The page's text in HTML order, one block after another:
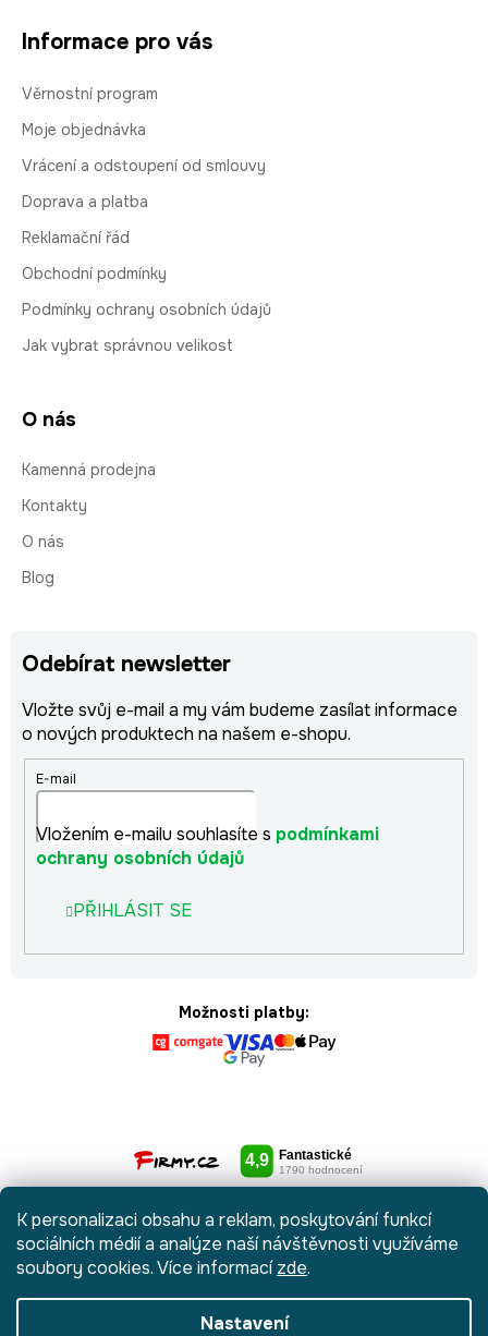
K personalizaci obsahu a reklam, poskytování funkcí
sociálních médií a analýze naší návštěvnosti využíváme
soubory cookies. Více informacízde.
Nastavení
Informace pro vás
Věrnostní program
Moje objednávka
Vrácení a odstoupení od smlouvy
Doprava a platba
Reklamační řád
Obchodní podmínky
Podmínky ochrany osobních údajů
Jak vybrat správnou velikost
O nás
Kamenná prodejna
Kontakty
O nás
Blog
Odebírat newsletter
Vložte svůj e-mail a my vám budeme zasílat informace
o nových produktech na našem e-shopu.
E-mail
Vložením e-mailu souhlasíte s podmínkami
ochrany osobních údajů
PŘIHLÁSIT SE
Možnosti platby: